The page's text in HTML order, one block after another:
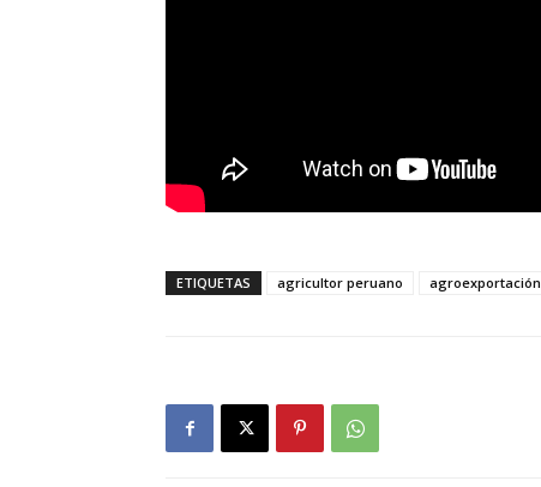
ETIQUETAS agricultor peruano agroexportación